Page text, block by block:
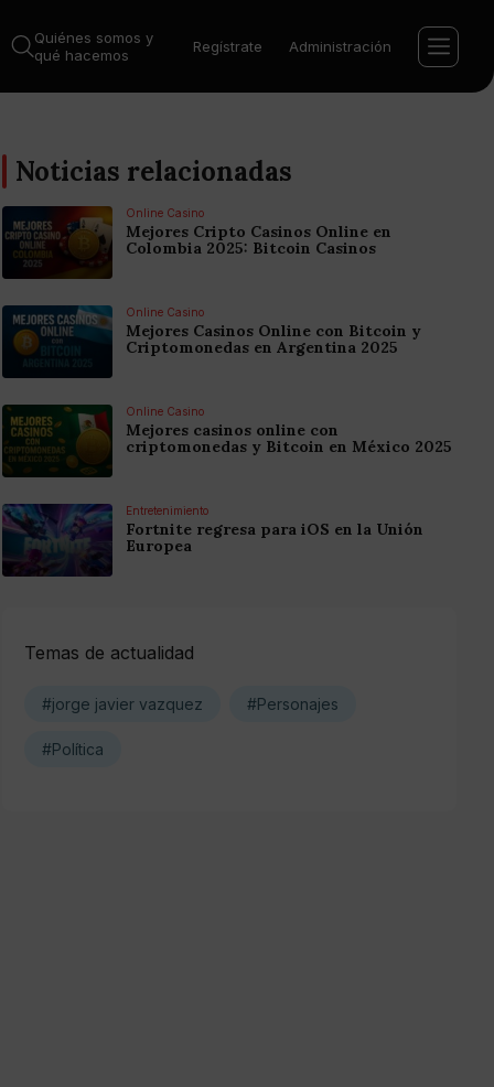
Quiénes somos y
qué hacemos
Regístrate Administración
Noticias relacionadas
Online Casino
Mejores Cripto Casinos Online en
Colombia 2025: Bitcoin Casinos
Online Casino
Mejores Casinos Online con Bitcoin y
Criptomonedas en Argentina 2025
Online Casino
Mejores casinos online con
criptomonedas y Bitcoin en México 2025
Entretenimiento
Fortnite regresa para iOS en la Unión
Europea
Temas de actualidad
#jorge javier vazquez #Personajes
#Política